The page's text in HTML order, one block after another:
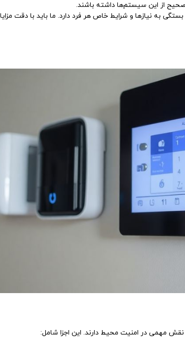
صحیح از این سیستم‌ها داشته باشند.
به نیازها و شرایط خاص هر فرد دارد. ما باید با دقت
مهمی در امنیت محیط دارند. این اجزا شامل: